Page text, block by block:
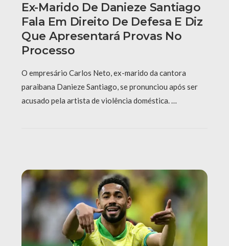
Ex-Marido De Danieze Santiago
Fala Em Direito De Defesa E Diz
Que Apresentará Provas No
Processo
O empresário Carlos Neto, ex-marido da cantora
paraibana Danieze Santiago, se pronunciou após ser
acusado pela artista de violência doméstica. …